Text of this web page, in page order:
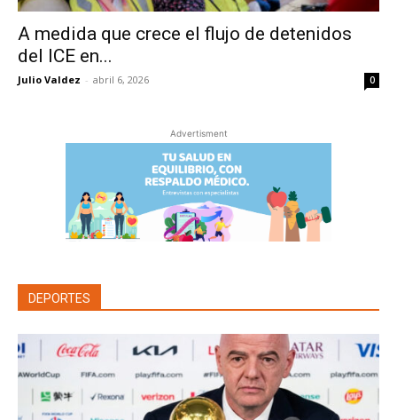
A medida que crece el flujo de detenidos
del ICE en...
Julio Valdez - abril 6, 2026 0
Advertisment
DEPORTES